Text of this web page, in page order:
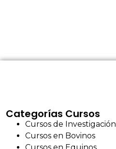
Categorías Cursos
Cursos de Investigación
Cursos en Bovinos